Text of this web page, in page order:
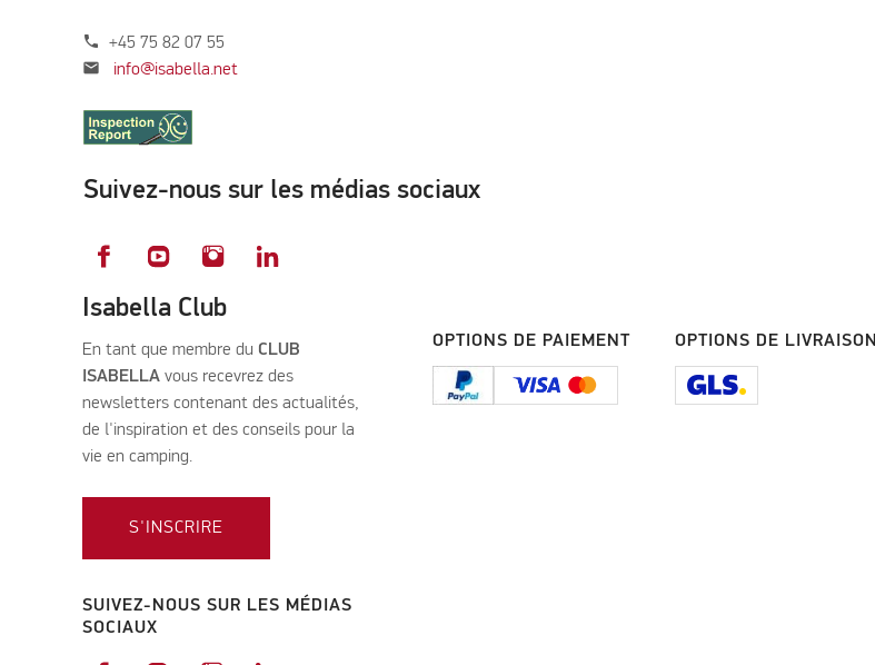
phone +45 75 82 07 55
mail info@isabella.net
Suivez-nous sur les médias sociaux
Isabella Club
En tant que membre du CLUB
ISABELLA vous recevrez des
newsletters contenant des actualités,
de l'inspiration et des conseils pour la
vie en camping.
S'INSCRIRE
SUIVEZ-NOUS SUR LES MÉDIAS
SOCIAUX
OPTIONS DE PAIEMENT OPTIONS DE LIVRAISON